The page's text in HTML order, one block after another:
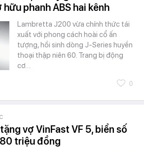
phanh ABS hai kênh
Lambretta J200 vừa chính thức tái
xuất với phong cách hoài cổ ấn
tượng, hồi sinh dòng J-Series huyền
thoại thập niên 60. Trang bị động
cơ…
0
vợ VinFast VF 5, biển số
triệu đồng